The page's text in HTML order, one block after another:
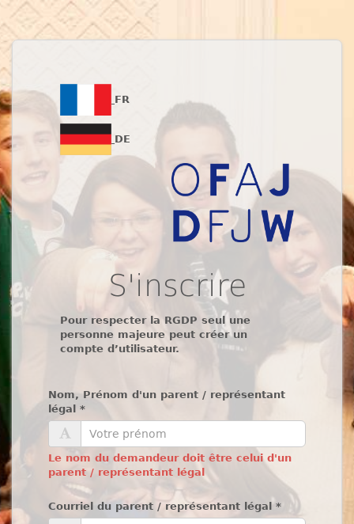
FR
DE
S'inscrire
Pour respecter la RGDP seul une
personne majeure peut créer un
compte d’utilisateur.
Nom, Prénom d'un parent / représentant
légal *
Le nom du demandeur doit être celui d'un
parent / représentant légal
Courriel du parent / représentant légal *